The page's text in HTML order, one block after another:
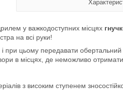
у важкодоступних місцях
на всі руки!
і при цьому передавати
в місцях, де неможливо
з високим ступенем